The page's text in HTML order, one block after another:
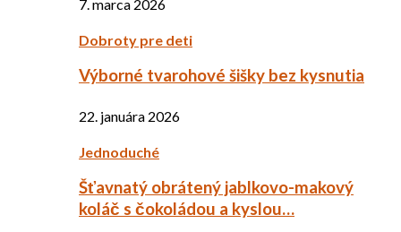
7. marca 2026
Dobroty pre deti
Výborné tvarohové šišky bez kysnutia
22. januára 2026
Jednoduché
Šťavnatý obrátený jablkovo-makový
koláč s čokoládou a kyslou…